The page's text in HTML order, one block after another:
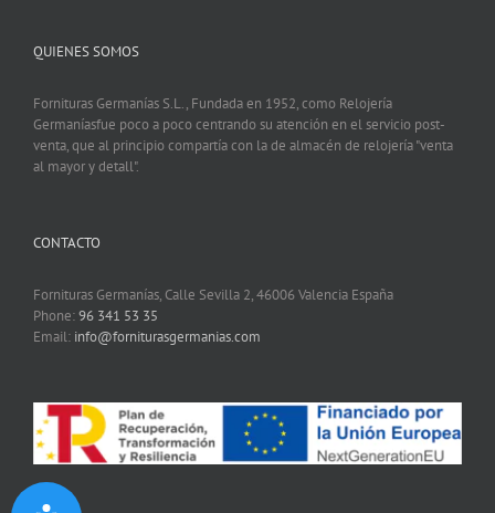
QUIENES SOMOS
Fornituras Germanías S.L., Fundada en 1952, como Relojería
Germaníasfue poco a poco centrando su atención en el servicio post-
venta, que al principio compartía con la de almacén de relojería "venta
al mayor y detall".
CONTACTO
Fornituras Germanías, Calle Sevilla 2, 46006 Valencia España
Phone:96 341 53 35
Email: info@forniturasgermanias.com